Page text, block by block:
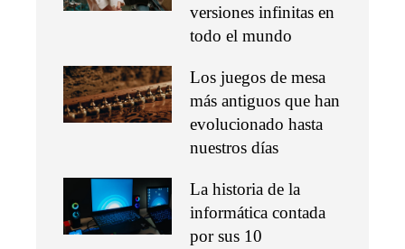
versiones infinitas en
todo el mundo
Los juegos de mesa
más antiguos que han
evolucionado hasta
nuestros días
La historia de la
informática contada
por sus 10